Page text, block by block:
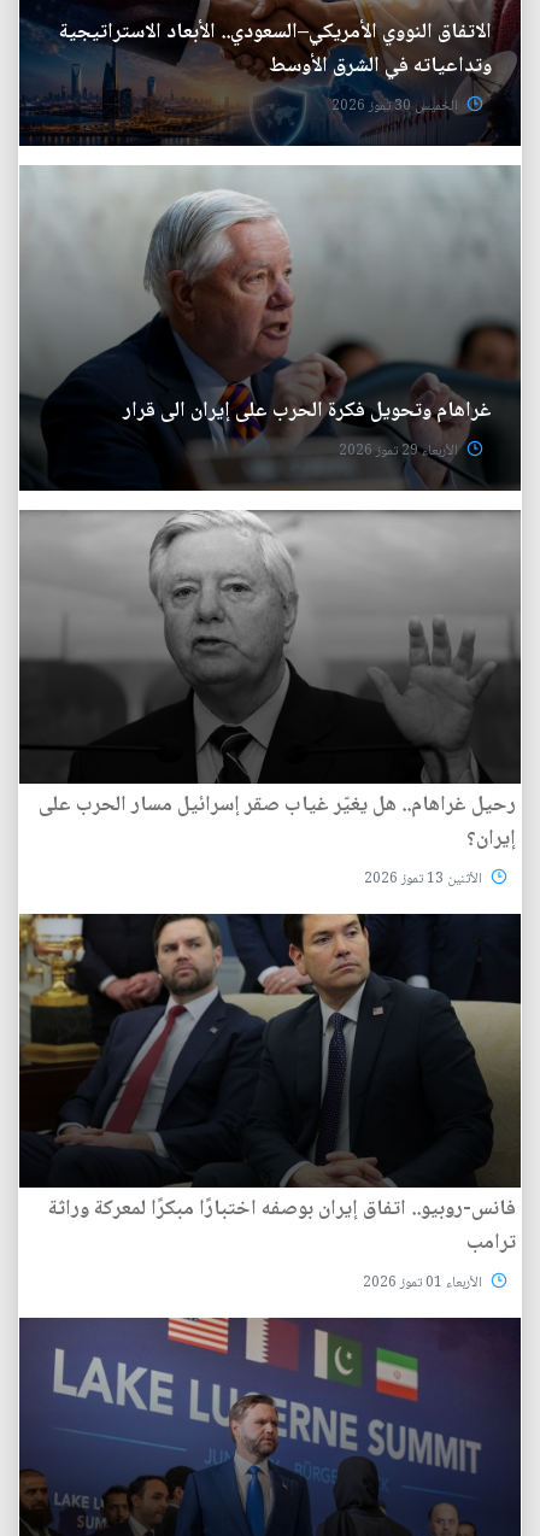
الاتفاق النووي الأمريكي–السعودي.. الأبعاد الاستراتيجية
وتداعياته في الشرق الأوسط
الخميس 30 تموز 2026
غراهام وتحويل فكرة الحرب على إيران الى قرار
الأربعاء 29 تموز 2026
رحيل غراهام.. هل يغيّر غياب صقر إسرائيل مسار الحرب على
إيران؟
الأثنين 13 تموز 2026
فانس-روبيو.. اتفاق إيران بوصفه اختبارًا مبكرًا لمعركة وراثة
ترامب
الأربعاء 01 تموز 2026